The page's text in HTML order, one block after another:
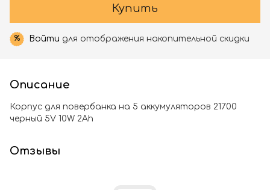
Купить
% Войти для отображения накопительной скидки
Описание
Корпус для повербанка на 5 аккумуляторов 21700
черный 5V 10W 2Ah
Отзывы